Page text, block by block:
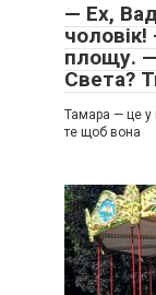
— Ех,
чоловік!
площу. —
Света?
Тамара — це у
те щоб вона